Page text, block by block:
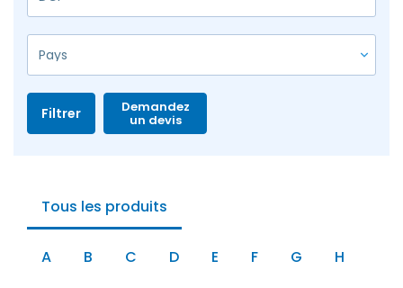
Filtrer
Tous les produits
A B C D E F G
H
Demandez
un devis